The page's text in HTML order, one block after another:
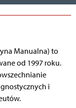
Manualna) to
od 1997 roku.
i